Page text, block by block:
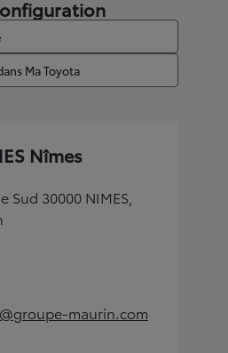
Ma Toyota
Nîmes
30000 NIMES,
maurin.com
(Opens in new tab)